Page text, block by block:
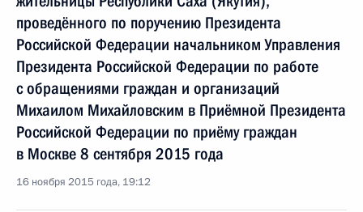
проведённого по поручению Президента
Российской Федерации начальником Управления
Президента Российской Федерации по работе
с обращениями граждан и организаций
Михаилом Михайловским в Приёмной Президента
Российской Федерации по приёму граждан
в Москве 8 сентября 2015 года
16 ноября 2015 года, 19:12